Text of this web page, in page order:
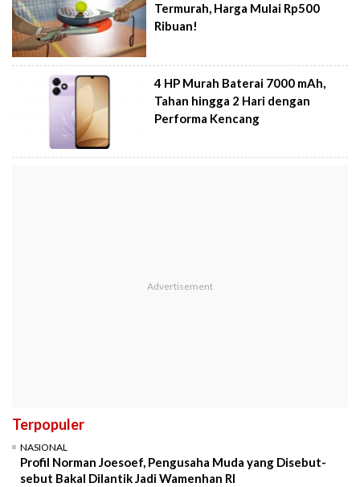
Termurah, Harga Mulai Rp500
Ribuan!
4 HP Murah Baterai 7000 mAh,
Tahan hingga 2 Hari dengan
Performa Kencang
Terpopuler
NASIONAL
Profil Norman Joesoef, Pengusaha Muda yang Disebut-
sebut Bakal Dilantik Jadi Wamenhan RI